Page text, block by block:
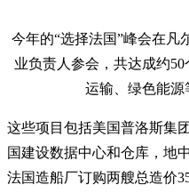
今年的“选择法国”峰会在凡
业负责人参会，共达成约
运输、绿色能源
这些项目包括美国普洛斯集
国建设数据中心和仓库，地
法国造船厂订购两艘总造价